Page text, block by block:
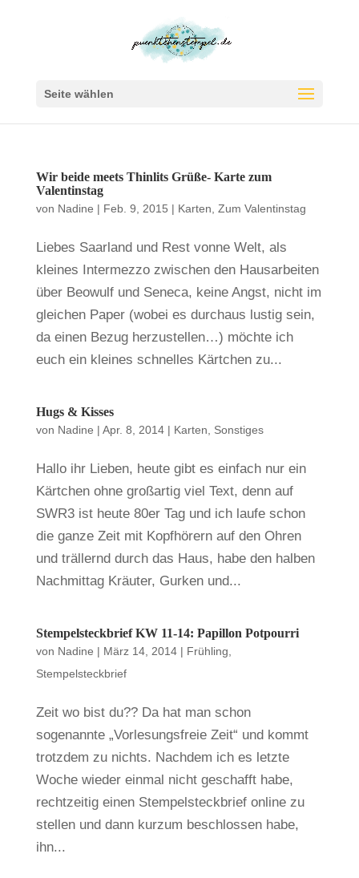
Seite wählen
Wir beide meets Thinlits Grüße- Karte zum
Valentinstag
von Nadine | Feb. 9, 2015 | Karten Zum Valentinstag
Liebes Saarland und Rest vonne Welt, als
kleines Intermezzo zwischen den Hausarbeiten
über Beowulf und Seneca, keine Angst, nicht im
gleichen Paper (wobei es durchaus lustig sein,
da einen Bezug herzustellen…) möchte ich
euch ein kleines schnelles Kärtchen zu...
Hugs & Kisses
von Nadine | Apr. 8, 2014| Karten Sonstiges
Hallo ihr Lieben, heute gibt es einfach nur ein
Kärtchen ohne großartig viel Text, denn auf
SWR3 ist heute 80er Tag und ich laufe schon
die ganze Zeit mit Kopfhörern auf den Ohren
und trällernd durch das Haus, habe den halben
Nachmittag Kräuter, Gurken und...
Stempelsteckbrief KW 11-14: Papillon Potpourri
von Nadine | März 14, 2014| Frühling
Stempelsteckbrief
Zeit wo bist du?? Da hat man schon
sogenannte „Vorlesungsfreie Zeit“ und kommt
trotzdem zu nichts. Nachdem ich es letzte
Woche wieder einmal nicht geschafft habe,
rechtzeitig einen Stempelsteckbrief online zu
stellen und dann kurzum beschlossen habe,
ihn...